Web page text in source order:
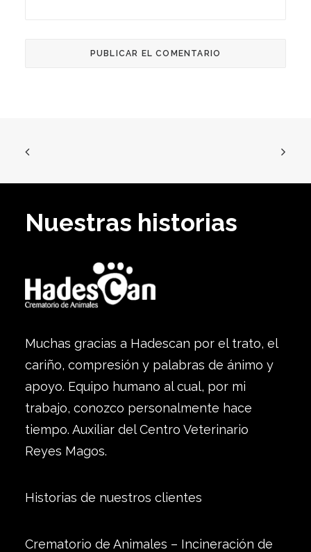
Nuestras historias
Muchas gracias a Hadescan por el trato, el
cariño, compresión y palabras de ánimo y
apoyo. Equipo humano al cual, por mi
trabajo, conozco personalmente hace
tiempo. Auxiliar del Centro Veterinario
Reyes Magos.
Historias de nuestros clientes
Crematorio de Animales – Incineración de